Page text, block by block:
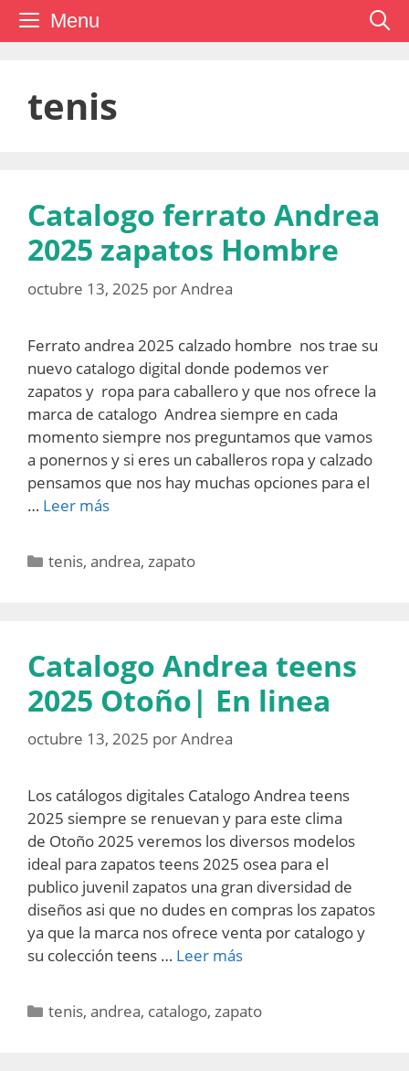
Saltar Menu
tenis
Catalogo ferrato Andrea
2025 zapatos Hombre
octubre 13, 2025 porAndrea
Ferrato andrea 2025 calzado hombre nos trae su
nuevo catalogo digital donde podemos ver
zapatos y ropa para caballero y que nos ofrece la
marca de catalogo Andrea siempre en cada
momento siempre nos preguntamos que vamos
a ponernos y si eres un caballeros ropa y calzado
pensamos que nos hay muchas opciones para el
… Leer más
Categorías
tenis,andrea, zapato
Catalogo Andrea teens
2025 Otoño| En linea
octubre 13, 2025 porAndrea
Los catálogos digitales Catalogo Andrea teens
2025 siempre se renuevan y para este clima
de Otoño 2025 veremos los diversos modelos
ideal para zapatos teens 2025 osea para el
publico juvenil zapatos una gran diversidad de
diseños asi que no dudes en compras los zapatos
ya que la marca nos ofrece venta por catalogo y
su colección teens … Leer más
Categorías
tenis,andrea, catalogo,zapato